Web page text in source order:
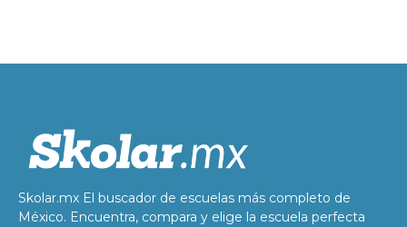
Skolar.mx El buscador de escuelas más completo de
México. Encuentra, compara y elige la escuela perfecta